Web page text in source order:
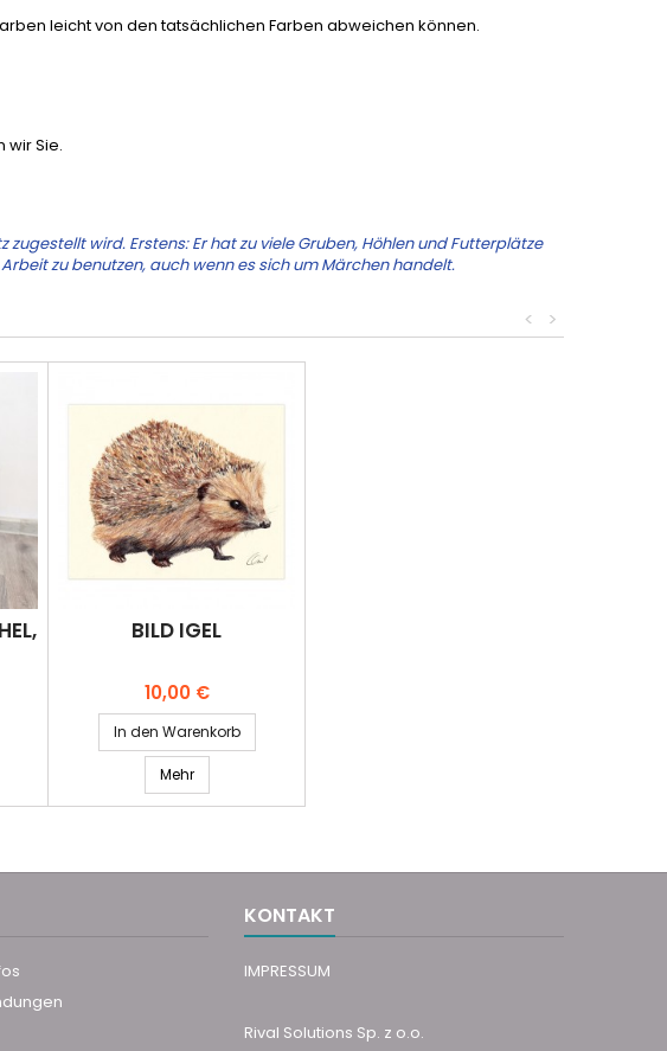
leicht von den tatsächlichen Farben abweichen können.
wir Sie.
wird. Erstens: Er hat zu viele Gruben, Höhlen und Futterplätze
zu benutzen, auch wenn es sich um Märchen handelt.
>
<
BILD IGEL
Preis
10,00 €
In den Warenkorb
Mehr
KONTAKT
IMPRESSUM
Rival Solutions Sp. z o.o.